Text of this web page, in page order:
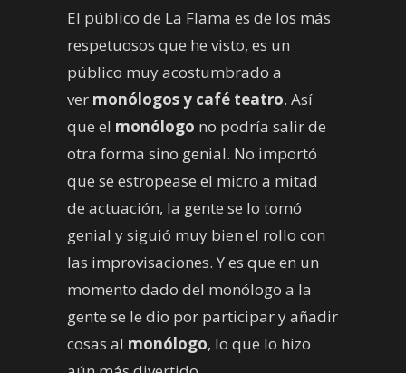
El público de La Flama es de los más
respetuosos que he visto, es un
público muy acostumbrado a
ver monólogos y café teatro. Así
que el monólogo no podría salir de
otra forma sino genial. No importó
que se estropease el micro a mitad
de actuación, la gente se lo tomó
genial y siguió muy bien el rollo con
las improvisaciones. Y es que en un
momento dado del monólogo a la
gente se le dio por participar y añadir
cosas al monólogo, lo que lo hizo